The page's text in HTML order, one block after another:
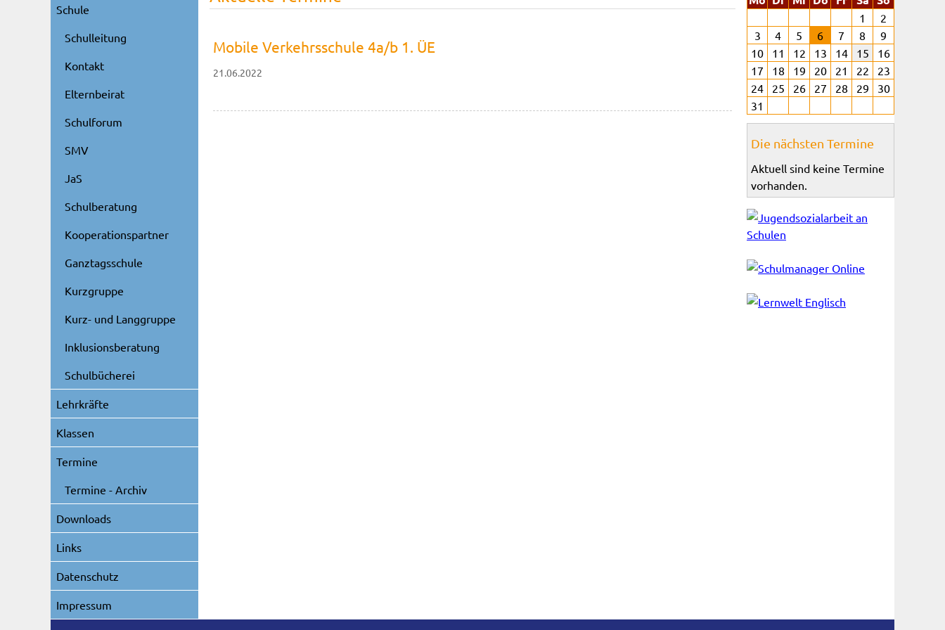
Mobile Verkehrsschule 4a/b 1. ÜE
21.06.2022
Schule
Schulleitung
Kontakt
Elternbeirat
Schulforum
SMV
JaS
Schulberatung
Kooperationspartner
Ganztagsschule
Kurzgruppe
Kurz- und Langgruppe
Inklusionsberatung
Schulbücherei
Lehrkräfte
Klassen
Termine
Termine - Archiv
Downloads
Links
Datenschutz
Impressum
1
2
3
4 5 6 7 8
9
10
11 12 13 14 15
16
17
18 19 20 21 22
23
24
25 26 27 28 29
30
31
Die nächsten Termine
Aktuell sind keine Termine
vorhanden.